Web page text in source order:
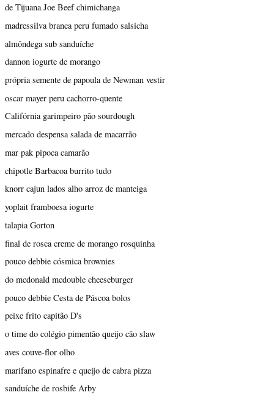
de Tijuana Joe Beef chimichanga
madressilva branca peru fumado salsicha
almôndega sub sanduíche
dannon iogurte de morango
própria semente de papoula de Newman vestir
oscar mayer peru cachorro-quente
Califórnia garimpeiro pão sourdough
mercado despensa salada de macarrão
mar pak pipoca camarão
chipotle Barbacoa burrito tudo
knorr cajun lados alho arroz de manteiga
yoplait framboesa iogurte
talapia Gorton
final de rosca creme de morango rosquinha
pouco debbie cósmica brownies
do mcdonald mcdouble cheeseburger
pouco debbie Cesta de Páscoa bolos
peixe frito capitão D's
o time do colégio pimentão queijo cão slaw
aves couve-flor olho
marifano espinafre e queijo de cabra pizza
sanduíche de rosbife Arby